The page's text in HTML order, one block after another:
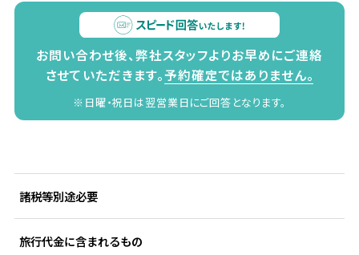
お問い合わせ後、弊社スタッフよりお早めにご連絡
させていただきます。予約確定ではありません。
※日曜・祝日は翌営業日にご回答となります。
諸税等別途必要
旅行代金に含まれるもの